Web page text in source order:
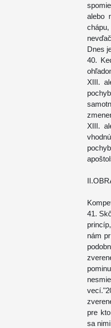
alebo
Dnes
40.
XIII.
XIII.
41.
nám
pre
sa